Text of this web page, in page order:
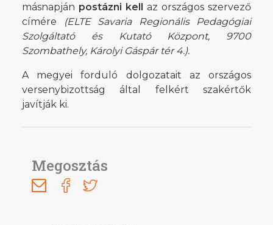
másnapján postázni kell az országos szervező
címére
(ELTE Savaria Regionális Pedagógiai
Szolgáltató és Kutató Központ, 9700
Szombathely, Károlyi Gáspár tér 4.).
A megyei forduló dolgozatait az országos
versenybizottság által felkért szakértők
javítják ki.
Megosztás